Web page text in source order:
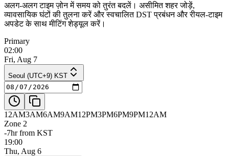
अलग-अलग टाइम ज़ोन में समय को तुरंत बदलें। असीमित शहर जोड़ें,
व्यावसायिक घंटों की तुलना करें और स्वचालित DST प्रबंधन और रीयल-टाइम
अपडेट के साथ मीटिंग शेड्यूल करें।
Primary
02:00
Fri, Aug 7
Seoul (UTC+9) KST
12AM3AM6AM9AM12PM3PM6PM9PM12AM
Zone 2
-7hr from KST
19:00
Thu, Aug 6